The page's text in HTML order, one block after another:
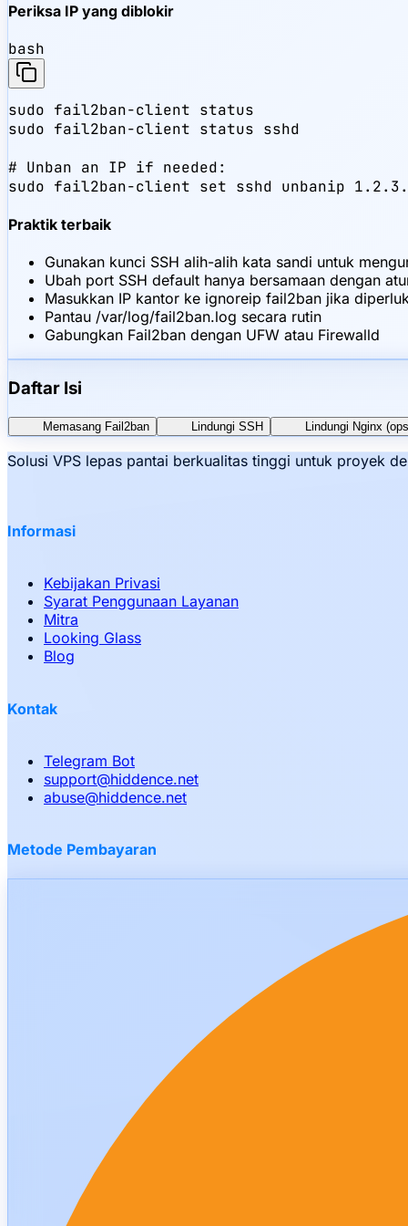
Periksa IP yang diblokir
bash
sudo fail2ban-client status
sudo fail2ban-client status sshd
# Unban an IP if needed:
sudo fail2ban-client set sshd unbanip
Praktik terbaik
Gunakan kunci SSH alih-alih kata sandi untuk
Ubah port SSH default hanya bersamaan dengan
Masukkan IP kantor ke ignoreip fail2ban jika
Pantau /var/log/fail2ban.log secara rutin
Gabungkan Fail2ban dengan UFW atau Firewalld
Daftar Isi
Memasang Fail2ban Lindungi SSH Lindungi Nginx
Solusi VPS lepas pantai berkualitas tinggi untuk proyek
Informasi
Kebijakan Privasi
Syarat Penggunaan Layanan
Mitra
Looking Glass
Blog
Kontak
Telegram Bot
support@hiddence.net
abuse@hiddence.net
Metode Pembayaran